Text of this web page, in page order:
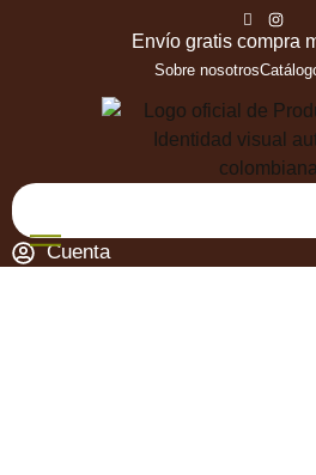
Envío gratis compra
Sobre nosotros
Cuenta